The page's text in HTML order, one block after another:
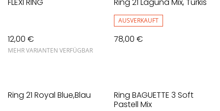
12,00 €
MEHR VARIANTEN VERFÜGBAR
AUSVERKAUFT
78,00 €
Ring 21 Royal Blue,Blau
Ring BAGUETTE 3 Soft
Pastell Mix